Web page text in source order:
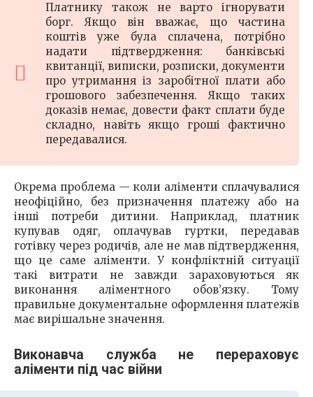
Платнику також не варто ігнорувати
борг. Якщо він вважає, що частина
коштів уже була сплачена, потрібно
надати підтвердження: банківські
квитанції, виписки, розписки, документи
про утримання із заробітної плати або
грошового забезпечення. Якщо таких
доказів немає, довести факт сплати буде
складно, навіть якщо гроші фактично
передавалися.
Окрема проблема — коли аліменти сплачувалися
неофіційно, без призначення платежу або на
інші потреби дитини. Наприклад, платник
купував одяг, оплачував гуртки, передавав
готівку через родичів, але не мав підтвердження,
що це саме аліменти. У конфліктній ситуації
такі витрати не завжди зараховуються як
виконання аліментного обов’язку. Тому
правильне документальне оформлення платежів
має вирішальне значення.
Виконавча служба не перераховує
аліменти під час війни